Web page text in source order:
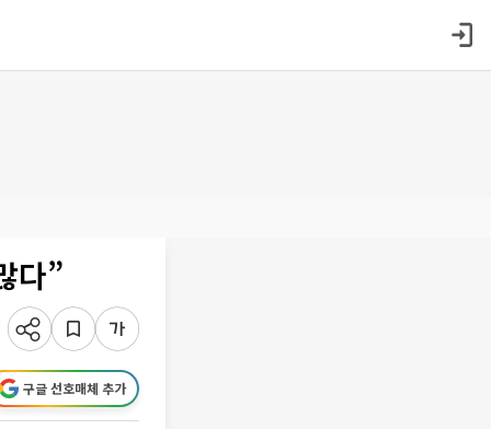
다”
구글 선호매체 추가